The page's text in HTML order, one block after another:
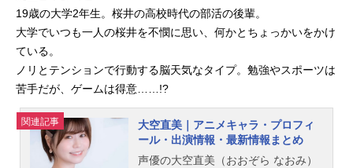
19歳の大学2年生。桜井の高校時代の部活の後輩。
大学でいつも一人の桜井を不憫に思い、何かとちょっかいをかけ
ている。
ノリとテンションで行動する脳天気なタイプ。勉強やスポーツは
苦手だが、ゲームは得意……!?
関連記事
大空直美｜アニメキャラ・プロフィ
ール・出演情報・最新情報まとめ
声優の大空直美（おおぞら なおみ）